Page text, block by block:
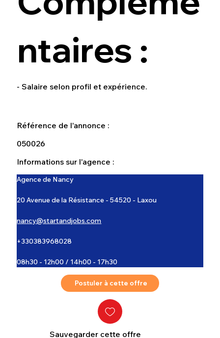
ntaires :
- Salaire selon profil et expérience.
Référence de l'annonce :
050026
Informations sur l'agence :
Agence de Nancy
20 Avenue de la Résistance - 54520 - Laxou
nancy@startandjobs.com
+330383968028
08h30 - 12h00 / 14h00 - 17h30
Postuler à cette offre
Sauvegarder cette offre